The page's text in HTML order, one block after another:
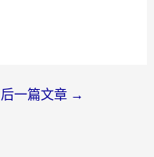
后一篇文章 →